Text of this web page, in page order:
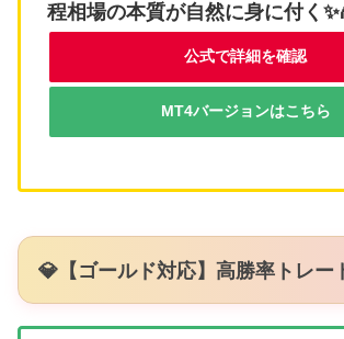
程相場の本質が自然に身に付く
公式で詳細を確認
MT4バージョンはこちら
💎【ゴールド対応】高勝率トレー